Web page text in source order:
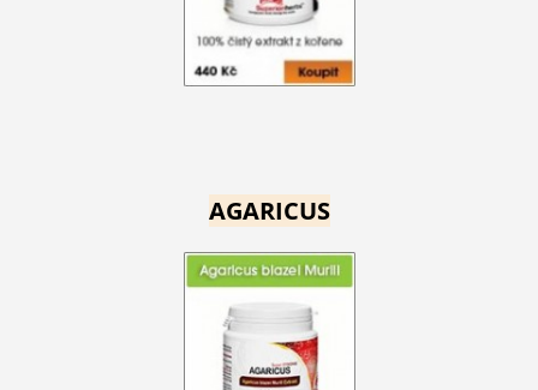
AGARICUS